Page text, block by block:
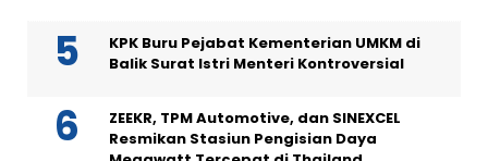
KPK Buru Pejabat Kementerian UMKM di
Balik Surat Istri Menteri Kontroversial
ZEEKR, TPM Automotive, dan SINEXCEL
Resmikan Stasiun Pengisian Daya